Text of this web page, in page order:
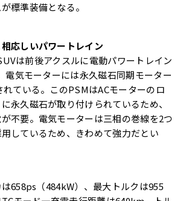
標準装備となる。
応しいパワートレイン
は前後アクスルに電動パワートレイン
電気モーターには永久磁石同期モーター
れている。このPSMはACモーターのロ
永久磁石が取り付けられているため、
不要。電気モーターは三相の巻線を2つ
しているため、きわめて強力だとい
658ps（484kW）、最大トルクは955